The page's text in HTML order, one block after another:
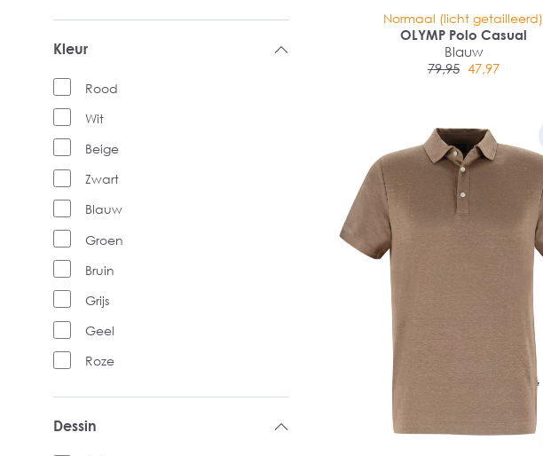
Kleur
Rood
Wit
Beige
Zwart
Blauw
Groen
Bruin
Grijs
Geel
Roze
Dessin
Normaal (licht getailleerd)
OLYMP Polo Casual
Blauw
79,95 47,97